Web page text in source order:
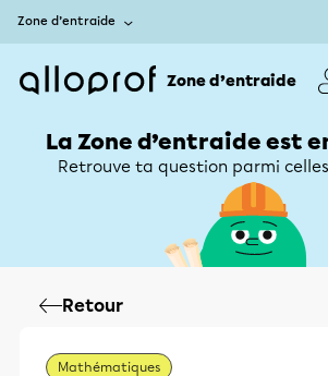
Zone d’entraide
Zone d’entraide
La Zone d’entraide est
Retrouve ta question parmi
Retour
Mathématiques